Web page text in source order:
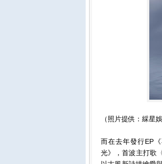
（照片提供：綵星
而在去年發行EP
光》，首波主打歌